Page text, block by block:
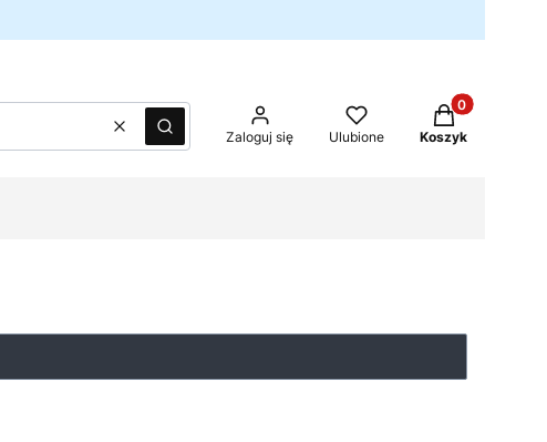
WyczyśćSzukaj Zaloguj się Ulubione
Produkty w
Koszyk